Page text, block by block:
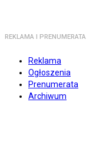
REKLAMA I PRENUMERATA
Reklama
Ogłoszenia
Prenumerata
Archiwum